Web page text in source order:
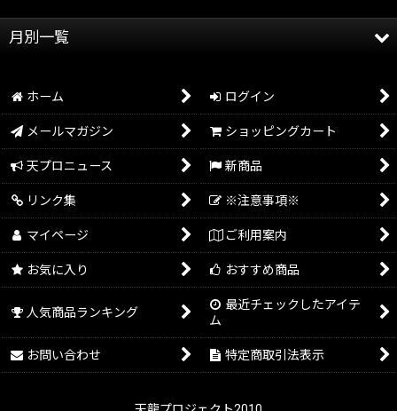
天龍プロジェクト
月別一覧
2024年
2023年
2022年
2021年
2020年
2018年
ホーム ログイン
メールマガジン ショッピングカート
天プロニュース 新商品
リンク集 ※注意事項※
マイページ ご利用案内
お気に入り おすすめ商品
人気商品ランキング
最近チェックしたアイテ
ム
お問い合わせ 特定商取引法表示